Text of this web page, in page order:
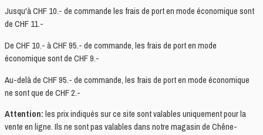
Jusqu'à CHF 10.- de commande les frais de port en mode économique sont
de CHF 11.-
De CHF 10.- à CHF 95.- de commande, les frais de port en mode
économique sont de CHF 9.-
Au-delà de CHF 95.- de commande, les frais de port en mode économique
ne sont que de CHF 2.-
Attention: les prix indiqués sur ce site sont valables uniquement pour la
vente en ligne. Ils ne sont pas valables dans notre magasin de Chêne-